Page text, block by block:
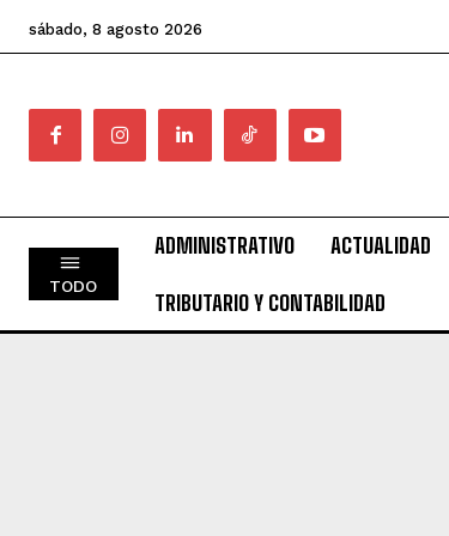
sábado, 8 agosto 2026
TODO
ADMINISTRATIVO ACTUALIDAD
TRIBUTARIO Y CONTABILIDAD